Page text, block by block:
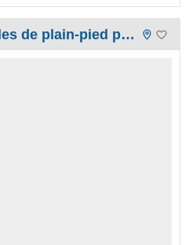
La Grange gîte 4 étoiles de plain-pied pour 8 personnes